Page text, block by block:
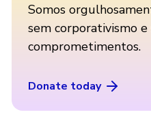
Somos
sem corporativismo e
comprometimentos.
Donate today